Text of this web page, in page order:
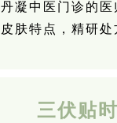
丹凝中医门诊的
皮肤特点，精研处
三伏贴